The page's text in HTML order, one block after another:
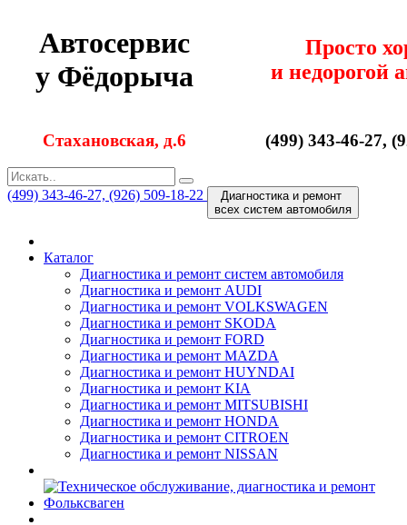
Автосервис
у Фёдорыча
Просто
и недорогой
Стахановская, д.6 (499) 343-46-27,
(499) 343-46-27, (926) 509-18-22
Диагностика и ремонт
всех cистем автомобиля
Каталог
Диагностика и ремонт cистем автомобиля
Диагностика и ремонт AUDI
Диагностика и ремонт VOLKSWAGEN
Диагностика и ремонт SKODA
Диагностика и ремонт FORD
Диагностика и ремонт MAZDA
Диагностика и ремонт HUYNDAI
Диагностика и ремонт KIA
Диагностика и ремонт MITSUBISHI
Диагностика и ремонт HONDA
Диагностика и ремонт CITROEN
Диагностика и ремонт NISSAN